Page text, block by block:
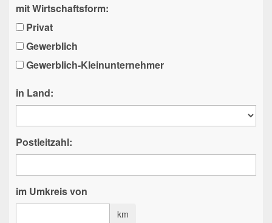
mit Wirtschaftsform:
Privat
Gewerblich
Gewerblich-Kleinunternehmer
in Land:
Postleitzahl:
im Umkreis von
km